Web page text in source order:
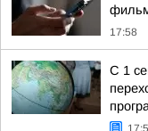
17:58
С 1